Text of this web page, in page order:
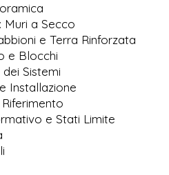
Muri a Secco
e Terra Rinforzata
e Blocchi
Sistemi
Installazione
e Stati Limite